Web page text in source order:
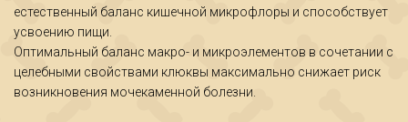
естественный баланс кишечной микрофлоры и способствует
усвоению пищи.
Оптимальный баланс макро- и микроэлементов в сочетании с
целебными свойствами клюквы максимально снижает риск
возникновения мочекаменной болезни.